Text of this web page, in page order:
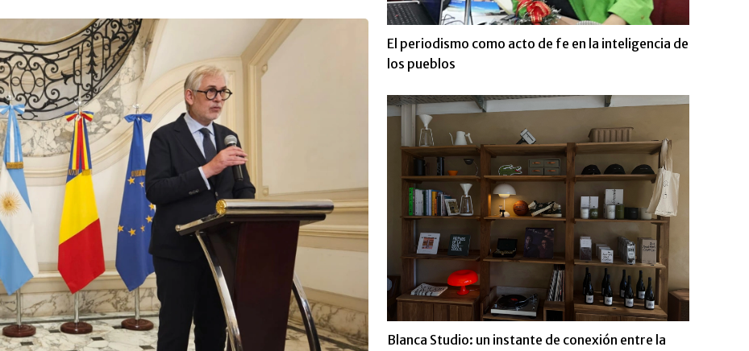
El periodismo como acto de fe en la inteligencia de
los pueblos
Blanca Studio: un instante de conexión entre la